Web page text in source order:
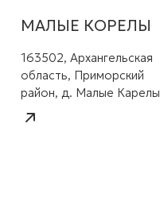
МАЛЫЕ КОРЕЛЫ
163502, Архангельская
область, Приморский
район, д. Малые Карелы